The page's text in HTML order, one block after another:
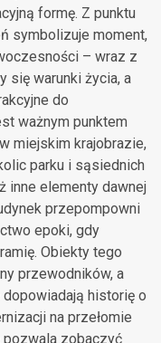
formę. Z punktu
symbolizuje moment,
– wraz z
się warunki życia, a
do
ważnym punktem
miejskim krajobrazie,
parku i sąsiednich
inne elementy dawnej
przepompowni
epoki, gdy
Obiekty tego
przewodników, a
historię o
na przełomie
pozwala zobaczyć